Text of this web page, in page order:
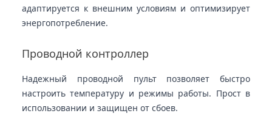
адаптируется к внешним условиям и оптимизирует
энергопотребление.
Проводной контроллер
Надежный проводной пульт позволяет быстро
настроить температуру и режимы работы. Прост в
использовании и защищен от сбоев.